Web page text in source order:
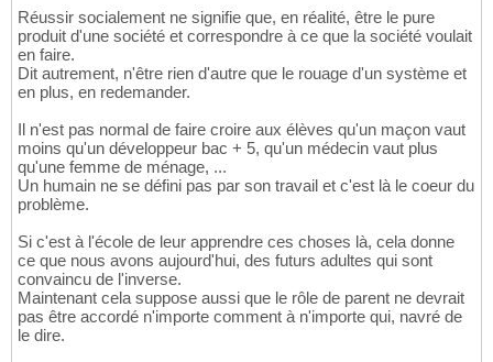
Réussir socialement ne signifie que, en réalité, être le pure
produit d'une société et correspondre à ce que la société voulait
en faire.
Dit autrement, n'être rien d'autre que le rouage d'un système et
en plus, en redemander.
Il n'est pas normal de faire croire aux élèves qu'un maçon vaut
moins qu'un développeur bac + 5, qu'un médecin vaut plus
qu'une femme de ménage, ...
Un humain ne se défini pas par son travail et c'est là le coeur du
problème.
Si c'est à l'école de leur apprendre ces choses là, cela donne
ce que nous avons aujourd'hui, des futurs adultes qui sont
convaincu de l'inverse.
Maintenant cela suppose aussi que le rôle de parent ne devrait
pas être accordé n'importe comment à n'importe qui, navré de
le dire.